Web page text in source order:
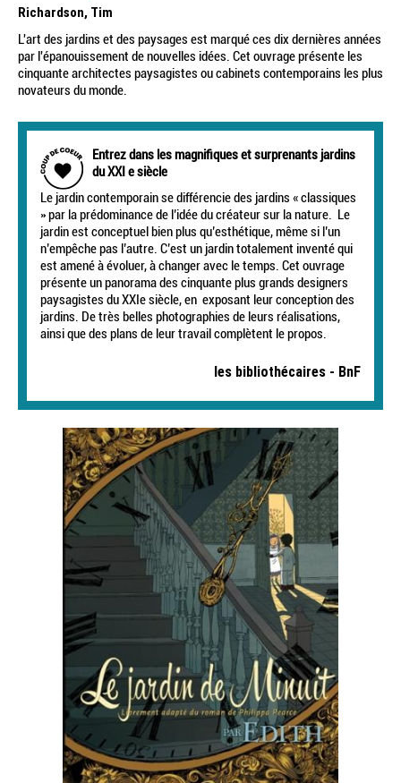
Richardson, Tim
L'art des jardins et des paysages est marqué ces dix dernières années
par l'épanouissement de nouvelles idées. Cet ouvrage présente les
cinquante architectes paysagistes ou cabinets contemporains les plus
novateurs du monde.
Entrez dans les magnifiques et surprenants jardins
du XXI e siècle
Le jardin contemporain se différencie des jardins « classiques
» par la prédominance de l’idée du créateur sur la nature. Le
jardin est conceptuel bien plus qu’esthétique, même si l’un
n’empêche pas l’autre. C’est un jardin totalement inventé qui
est amené à évoluer, à changer avec le temps. Cet ouvrage
présente un panorama des cinquante plus grands designers
paysagistes du XXIe siècle, en exposant leur conception des
jardins. De très belles photographies de leurs réalisations,
ainsi que des plans de leur travail complètent le propos.
les bibliothécaires - BnF